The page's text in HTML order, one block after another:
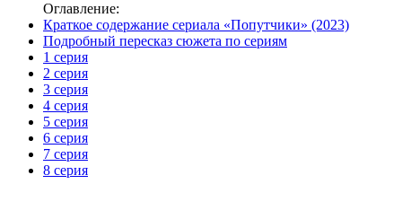
Оглавление:
Краткое содержание сериала «Попутчики» (2023)
Подробный пересказ сюжета по сериям
1 серия
2 серия
3 серия
4 серия
5 серия
6 серия
7 серия
8 серия